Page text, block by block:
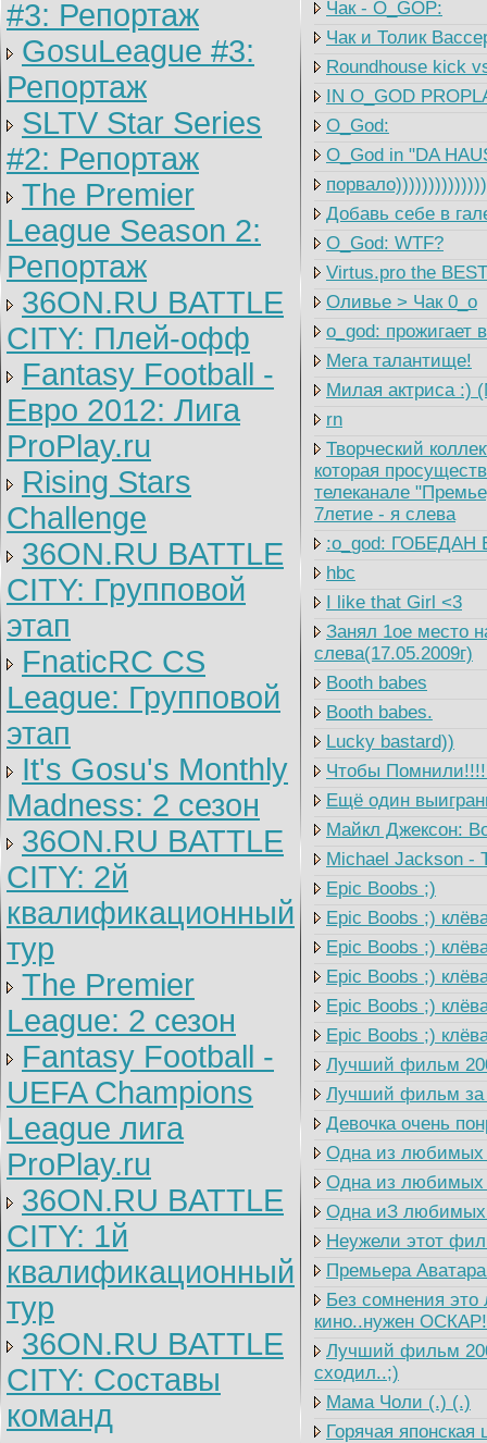
#3: Репортаж
GosuLeague #3:
Репортаж
SLTV Star Series
#2: Репортаж
The Premier
League Season 2:
Репортаж
36ON.RU BATTLE
CITY: Плей-офф
Fantasy Football -
Евро 2012: Лига
ProPlay.ru
Rising Stars
Challenge
36ON.RU BATTLE
CITY: Групповой
этап
FnaticRC CS
League: Групповой
этап
It's Gosu's Monthly
Madness: 2 сезон
36ON.RU BATTLE
CITY: 2й
квалификационный
тур
The Premier
League: 2 cезон
Fantasy Football -
UEFA Champions
League лига
ProPlay.ru
36ON.RU BATTLE
CITY: 1й
квалификационный
тур
36ON.RU BATTLE
CITY: Составы
команд
Чак - O_GOP:
Чак и Толик
Roundhouse kick
IN O_GOD
O_God:
O_God in "DA
Добавь себе в
O_God: WTF?
Virtus.pro the
Оливье > Чак 0_o
o_god: прожигает
Мега талантище!
Милая актриса :)
rn
Творческий
которая
телеканале
7летие - я слева
:o_god: ГОБЕДАН
hbc
I like that Girl <3
Занял 1ое место
слева(17.05.2009г)
Booth babes
Booth babes.
Lucky bastard))
Чтобы Помнили!!!!
Ещё один
Майкл Джексон:
Michael Jackson -
Epic Boobs ;)
Epic Boobs ;)
Epic Boobs ;)
Epic Boobs ;)
Epic Boobs ;)
Epic Boobs ;)
Лучший фильм
Лучший фильм за
Девочка очень
Одна из любимых
Одна из любимых
Одна иЗ любимых
Неужели этот
Премьера
Без сомнения
кино..нужен ОСКАР!
Лучший фильм
сходил..;)
Мама Чоли (.) (.)
Горячая